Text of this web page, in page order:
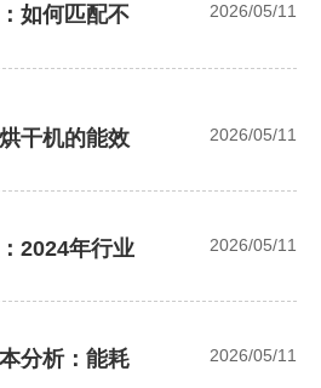
如何匹配不
2026/05/11
干机的能效
2026/05/11
2024年行业
2026/05/11
分析：能耗
2026/05/11